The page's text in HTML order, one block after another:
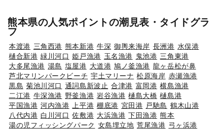
熊本県の人気ポイントの潮見表・タイドグラ
フ
本渡港 三角西港 熊本新港 牛深 御輿来海岸 長洲港 水俣港
樋合新港 緑川河口 姫戸漁港 玉名漁港 鬼池港 三角東港
大多尾漁港 湯島 塩屋港 大道港 鳩ノ釜漁港 龍ヶ岳松が鼻
芦北マリンパークビーチ 宇土マリーナ 松原海岸 赤瀬漁港
黒島 菊池川河口 通詞島新波止 合津港 富岡港 横島漁港
二江港 牛深漁港 野釜漁港 岩谷漁港 樋島大橋 樋島港
平国漁港 河内漁港 上平港 棚底港 宮田港 戸馳島 鶴木山港
八代内港 白川河口 佐敷港 大浜漁港 下田漁港 熊本
湯の児フィッシングパーク 女島埋立地 荒尾漁港 弓ヶ浜港